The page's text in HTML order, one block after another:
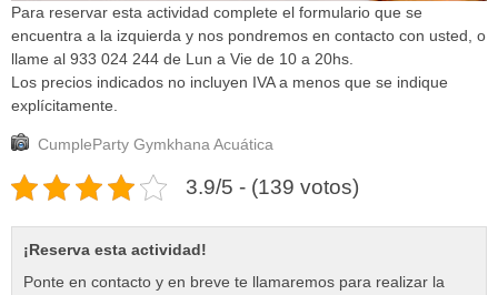
¡Reserva esta actividad!
Ponte en contacto y en breve te llamaremos para realizar la
Para reservar esta actividad complete el formulario que se
encuentra a la izquierda y nos pondremos en contacto con usted, o
llame al 933 024 244 de Lun a Vie de 10 a 20hs.
Los precios indicados no incluyen IVA a menos que se indique
explícitamente.
CumpleParty Gymkhana Acuática
3.9/5 - (139 votos)